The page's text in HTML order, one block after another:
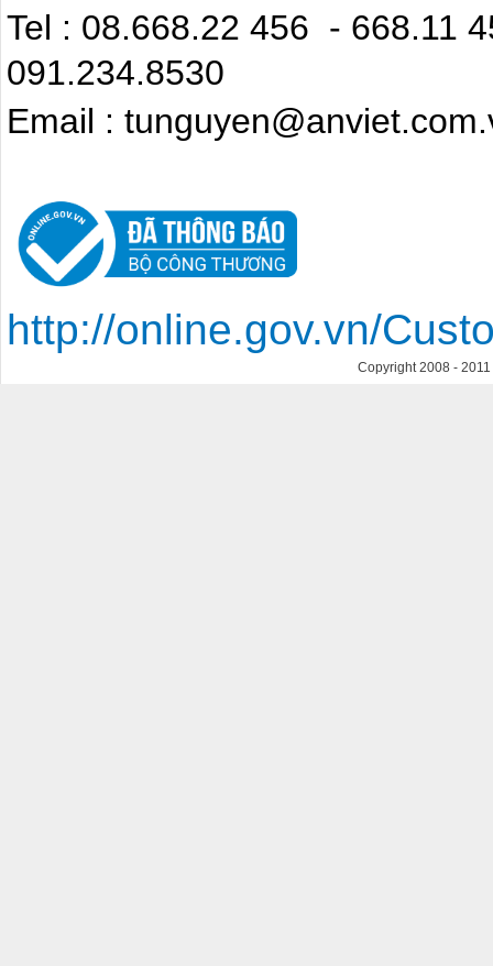
Tel : 08.668.22
091.234.8530
Email :
http://online.gov.vn/
Copyright 2008 - 2011